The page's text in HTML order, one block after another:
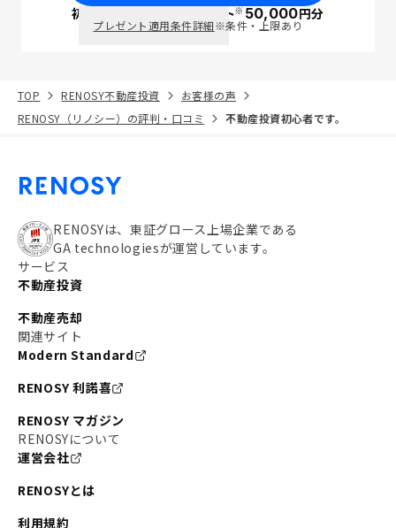
初回面談で ポイント※50,000円分
プレゼント適用条件詳細※条件・上限あり
TOP RENOSY不動産投資
お客様の声
RENOSY（リノシー）の評判・口コミ
不動産投資初心者です。
RENOSYは、東証グロース上場企業である
GA technologiesが運営しています。
サービス
不動産投資
不動産売却
関連サイト
Modern Standard
RENOSY 利諾喜
RENOSY マガジン
RENOSYについて
運営会社
RENOSYとは
利用規約